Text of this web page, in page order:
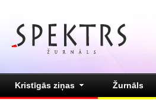
Kristīgās ziņas Žurnāls